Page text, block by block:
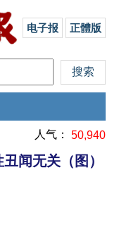
电子报 正體版
人气： 50,940
闻无关（图）